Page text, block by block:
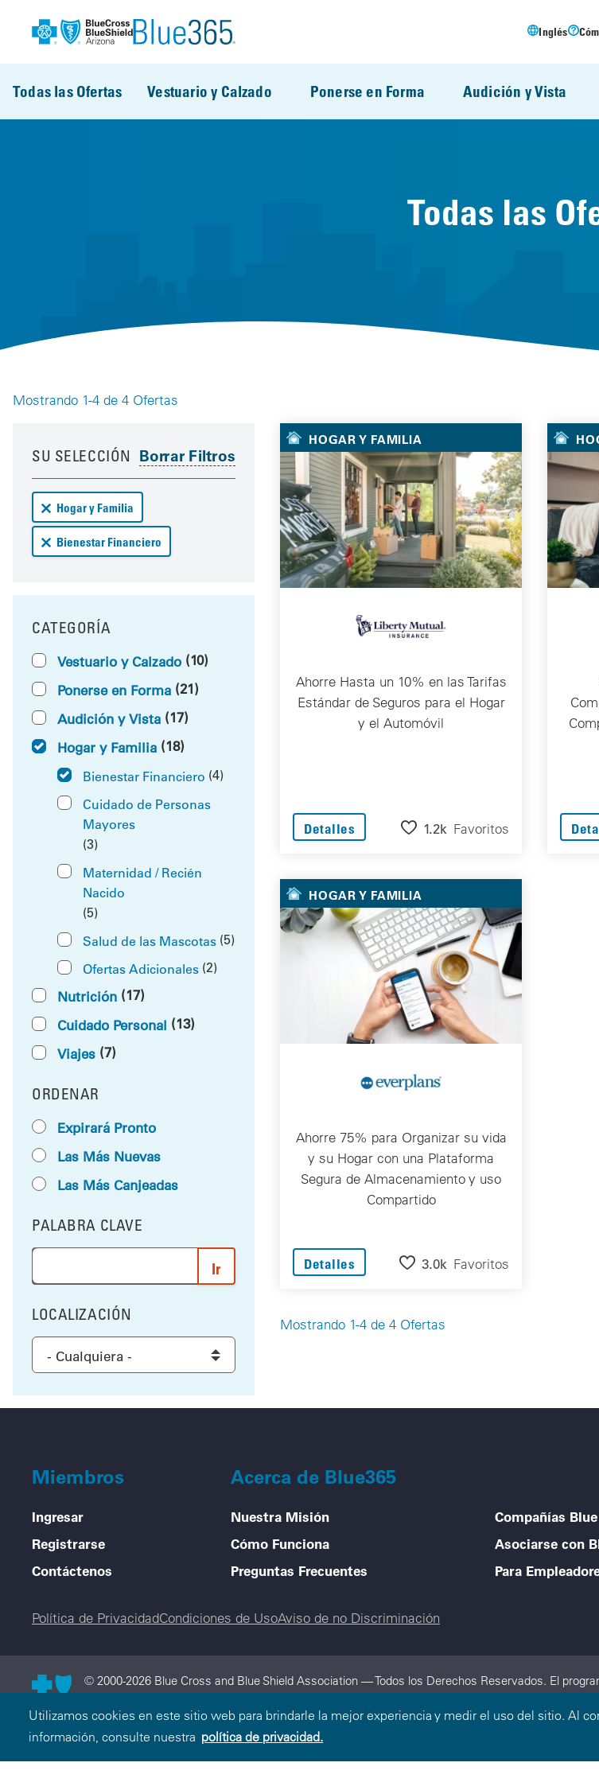
Utilizamos cookies en este sitio web para brindarle la mejor experiencia y medir el uso del sitio. Al
información, consulte nuestra política de privacidad.
Inglés
Todas las Ofertas Vestuario y Calzado Ponerse en Forma Audición y Vista
Todas las
Mostrando 1-4 de 4 Ofertas
SU SELECCIÓN
Remove Hogar y Familia deals from your results
Hogar y Familia
Remove Bienestar Financiero deals from your results
Bienestar Financiero
FILTRAR POR
CATEGORÍA
Vestuario y Calzado (10)
Ponerse en Forma (21)
Audición y Vista (17)
Hogar y Familia (18)
Bienestar Financiero (4)
Cuidado de Personas
Mayores
(3)
Maternidad / Recién
Nacido
(5)
Salud de las Mascotas (5)
Ofertas Adicionales (2)
Nutrición (17)
Cuidado Personal (13)
Viajes (7)
ORDENAR
RESULTS BY
Expirará Pronto
Las Más Nuevas
Las Más Canjeadas
FILTRAR POR
PALABRA CLAVE
Ingrese una palabra o frase para buscar los resultados y ir
FILTRAR POR
LOCALIZACIÓN
Select a location to filter the results
Your Selected Deals
HOGAR Y FAMILIA
Ahorre Hasta un 10% en las Tarifas
Estándar de Seguros para el Hogar
y el Automóvil
Detalles 1.2k Favoritos
HOGAR Y FAMILIA
Ahorre 75% para Organizar su vida
y su Hogar con una Plataforma
Segura de Almacenamiento y uso
Compartido
Detalles 3.0k Favoritos
Mostrando 1-4 de 4 Ofertas
Miembros
Ingresar
Registrarse
Contáctenos
Acerca de Blue365
Nuestra Misión
Cómo Funciona
Preguntas Frecuentes
Compañías
Asociarse con
Para
Legal menu
Política de PrivacidadCondiciones de UsoAviso de no Discriminación
© 2000-2026 Blue Cross and Blue Shield Association — Todos los Derechos Reservados. El
Blue Cross and Blue Shield Association es una asociación de Compañías Blue Cross y/o Blue
licenciatario independiente de Blue Cross and Blue Shield Association.